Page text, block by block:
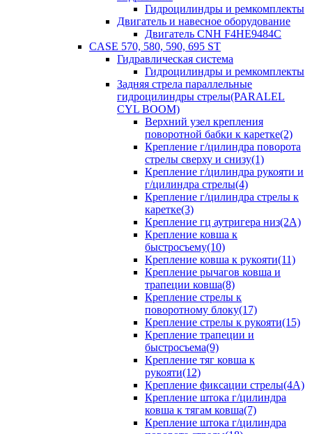
Гидроцилиндры и ремкомплекты
Двигатель и навесное оборудование
Двигатель CNH F4HE9484C
CASE 570, 580, 590, 695 ST
Гидравлическая система
Гидроцилиндры и ремкомплекты
Задняя стрела параллельные
гидроцилиндры стрелы(PARALEL
CYL BOOM)
Верхний узел крепления
поворотной бабки к каретке(2)
Крепление г/цилиндра поворота
стрелы сверху и снизу(1)
Крепление г/цилиндра рукояти и
г/цилиндра стрелы(4)
Крепление г/цилиндра стрелы к
каретке(3)
Крепление гц аутригера низ(2А)
Крепление ковша к
быстросъему(10)
Крепление ковша к рукояти(11)
Крепление рычагов ковша и
трапеции ковша(8)
Крепление стрелы к
поворотному блоку(17)
Крепление стрелы к рукояти(15)
Крепление трапеции и
быстросъема(9)
Крепление тяг ковша к
рукояти(12)
Крепление фиксации стрелы(4A)
Крепление штока г/цилиндра
ковша к тягам ковша(7)
Крепление штока г/цилиндра